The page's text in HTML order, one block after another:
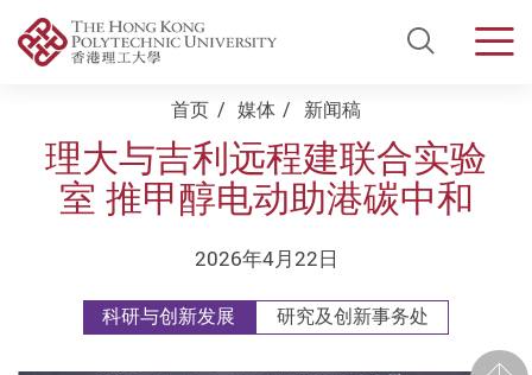
Open
Start main content首页 媒体 新闻稿
理大与吉利远程建联合实验
室 推甲醇电动助港碳中和
2026年4月22日
科研与创新发展 研究及创新事务处